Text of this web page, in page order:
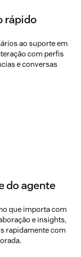
rápido
ao suporte em
com perfis
e conversas
do agente
que importa com
e insights,
rapidamente com